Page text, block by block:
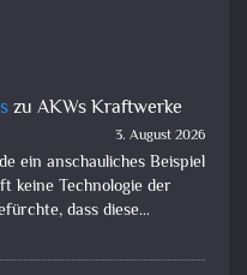
zu AKWs Kraftwerke
3. August 2026
ein anschauliches Beispiel
keine Technologie der
dass diese…